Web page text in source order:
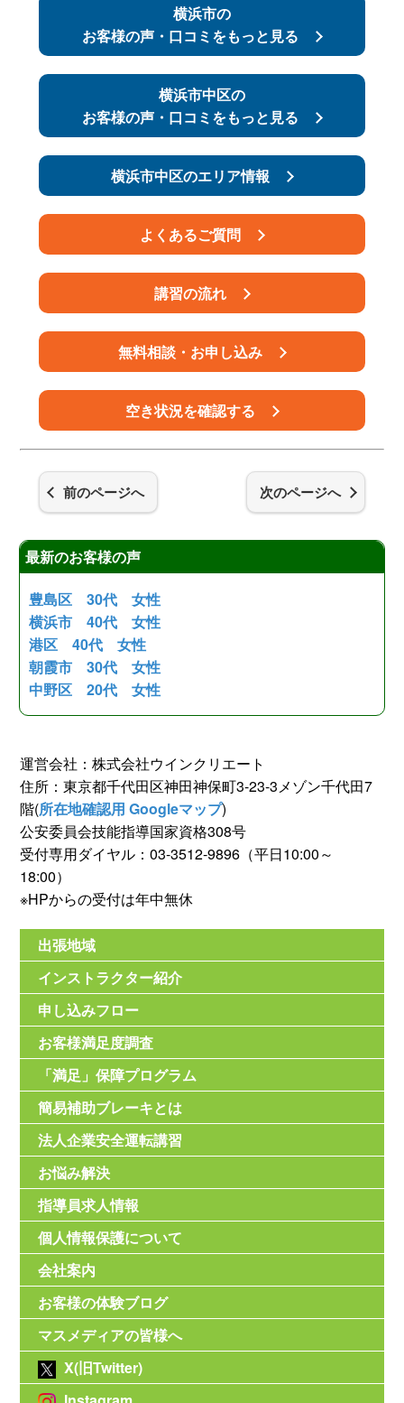
横浜市の
お客様の声・口コミをもっと見る
横浜市中区の
お客様の声・口コミをもっと見る
横浜市中区のエリア情報
よくあるご質問
講習の流れ
無料相談・お申し込み
空き状況を確認する
前のページへ 次のページへ
最新のお客様の声
豊島区 30代 女性
横浜市 40代 女性
港区 40代 女性
朝霞市 30代 女性
中野区 20代 女性
運営会社：株式会社ウインクリエート
住所：東京都千代田区神田神保町3-23-3メゾン千代田7
階(所在地確認用 Googleマップ)
公安委員会技能指導国家資格308号
受付専用ダイヤル：03-3512-9896（平日10:00～
18:00）
※HPからの受付は年中無休
出張地域
インストラクター紹介
申し込みフロー
お客様満足度調査
「満足」保障プログラム
簡易補助ブレーキとは
法人企業安全運転講習
お悩み解決
指導員求人情報
個人情報保護について
会社案内
お客様の体験ブログ
マスメディアの皆様へ
X(旧Twitter)